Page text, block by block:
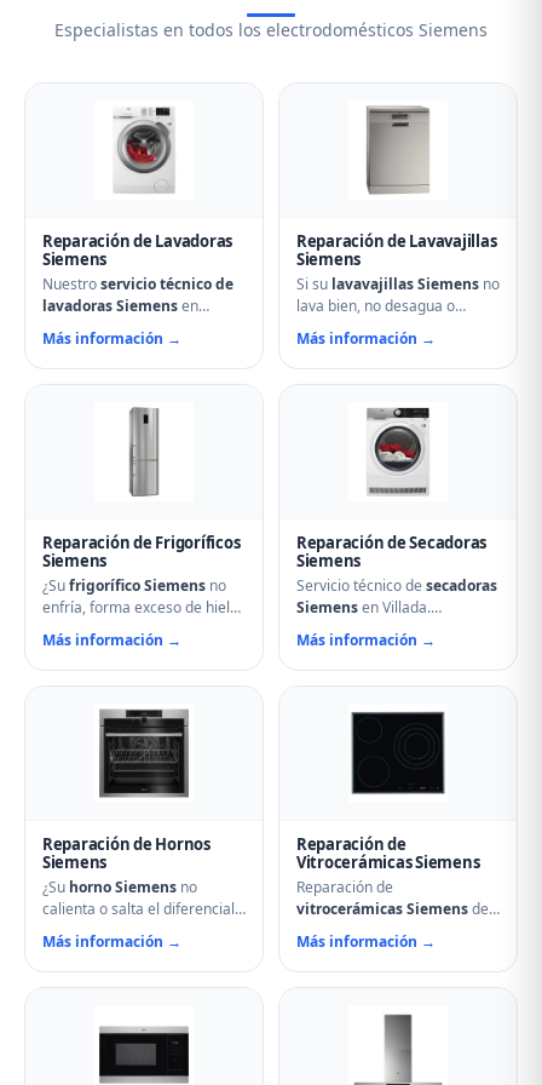
Especialistas en todos los electrodomésticos Siemens
Reparación de Lavadoras
Siemens
Nuestroservicio técnico de
lavadoras Siemensen
Villada soluciona cualquier
avería: problemas de
centrifugado, fugas de agua,
arranque o problemas de
especializados con repuestos
originales Siemens y
reparación el mismo día.
Más información →
Reparación de Lavavajillas
Siemens
Si su lavavajillas Siemens no
lava bien, no desagua o
muestra errores en el display,
nuestro servicio técnico en
Villada puede ayudarle.
obstruidos, bombas de
desagüe, problemas de
secado y fallos electrónicos
con piezas originales.
Más información →
Reparación de Frigoríficos
Siemens
¿Sufrigorífico Siemens no
enfría, forma exceso de hielo
o hace ruidos extraños?
Nuestros técnicos en Villada
reparan compresores,
Frost, fugas de gas
refrigerante y problemas de
descarche. Servicio urgente
para evitar pérdida de
alimentos.
Más información →
Reparación de Secadoras
Siemens
Servicio técnico de secadoras
Siemensen Villada.
Reparamos problemas de
calentamiento, tambor que no
gira, termostatos de
averiados y fallos en el
secado. Mantenimiento
preventivo y limpieza de
filtros incluido en la visita.
Más información →
Reparación de Hornos
Siemens
¿Su horno Siemens no
calienta o salta el diferencial?
Nuestro servicio técnico en
Villada repara resistencias,
ventiladores, termostatos,
en hornos multifunción,
pirolíticos y de vapor
Más información →
Reparación de
Vitrocerámicas Siemens
Reparación de
vitrocerámicas Siemensde
inducción y de cocción en
Villada. Solucionamos fuegos
que no encienden, cristales
responden, fallos en módulos
de inducción y problemas de
regulación de temperatura.
Más información →